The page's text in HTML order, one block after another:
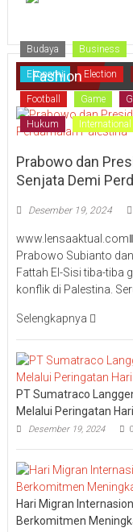
Fashion
Budaya Business
Ekonomi Election
Football Game
Hukum International
Prabowo dan
Senjata Demi
Desember 19, 2024
Prabowo Subianto
Fattah El-Sisi tiba-tiba
konflik di Palestina.
Selengkapnya
PT Sumatraco
Melalui Peringatan
Desember 19, 2024 0
Hari Migran
Berkomitmen